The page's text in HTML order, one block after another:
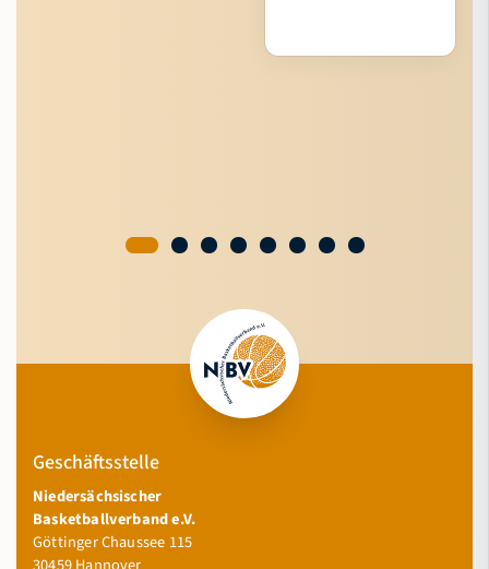
Geschäftsstelle
Niedersächsischer
Basketballverband e.V.
Göttinger Chaussee 115